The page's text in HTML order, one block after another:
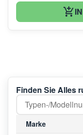
Finden Sie Alles
Marke